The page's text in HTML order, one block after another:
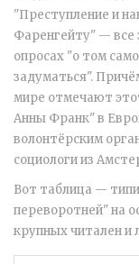
"Преступление и
Фаренгейту" — все
опросах "о том
задуматься".
мире отмечают
Анны Франк" в
волонтёрским
социологи из
Вот таблица —
переворотней" на
крупных читален и